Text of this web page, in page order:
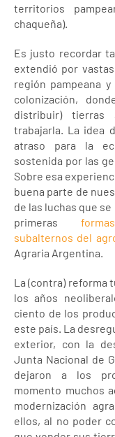
territorios
chaqueña).
Es justo recordar
extendió por
región pampeana
colonización,
distribuir) tierras
trabajarla. La idea
atraso para la
sostenida por las
Sobre esa
buena parte de
de las luchas que
primeras
subalternos del
Agraria Argentina.
La (contra) reforma
los años
ciento de los
este país. La
exterior, con la
Junta Nacional de
dejaron a los
momento muchos
modernización
ellos, al no poder